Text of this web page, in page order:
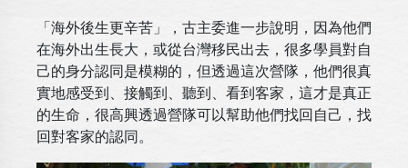
「海外後生更辛苦」，古主委進一步說明，因為他們
在海外出生長大，或從台灣移民出去，很多學員對自
己的身分認同是模糊的，但透過這次營隊，他們很真
實地感受到、接觸到、聽到、看到客家，這才是真正
的生命，很高興透過營隊可以幫助他們找回自己，找
回對客家的認同。